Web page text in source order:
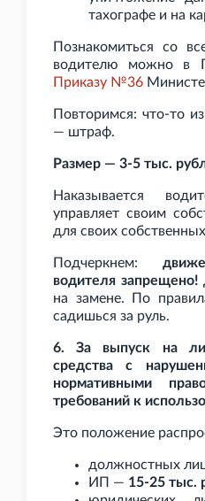
тахографе и на
Познакомиться со
водителю можно
Приказу №36
Повторимся: что-то
— штраф.
Размер — 3-5 тыс.
Наказывается
управляет своим
для своих
Подчеркнем:
водителя запрещено!
на замене. По
садишься за руль.
6. За выпуск на
средства с
нормативными
требований к
Это положение
должностных
ИП — 15-25 тыс.